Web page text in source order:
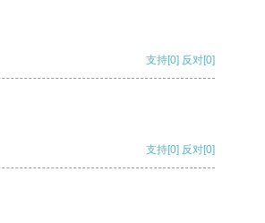
支持[0] 反对[0]
支持[0] 反对[0]